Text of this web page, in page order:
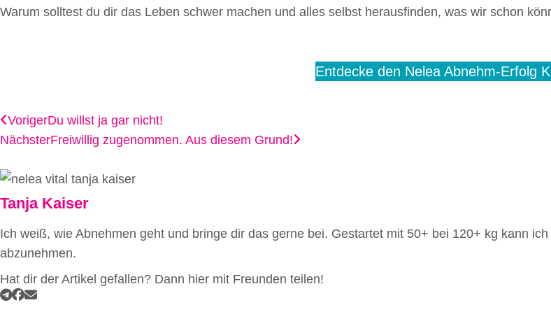
Warum solltest du dir das Leben schwer machen und alles selbst herausfinden, was wir schon
Entdecke den Nelea Abnehm-Erfolg
VorigerDu willst ja gar nicht!
NächsterFreiwillig zugenommen. Aus diesem Grund!
Tanja Kaiser
Ich weiß, wie Abnehmen geht und bringe dir das gerne bei. Gestartet mit 50+ bei 120+ kg kann
abzunehmen.
Hat dir der Artikel gefallen? Dann hier mit Freunden teilen!